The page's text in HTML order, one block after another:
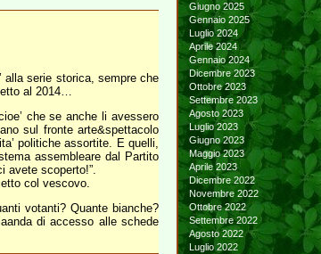
alla serie storica, sempre che
al 2014…
che se anche li avessero
sul fronte arte&spettacolo
politiche assortite. E quelli,
assembleare dal Partito
avete scoperto!”.
col vescovo.
votanti? Quante bianche?
di accesso alle schede
Giugno 2025
Gennaio 2025
Luglio 2024
Aprile 2024
Gennaio 2024
Dicembre 2023
Ottobre 2023
Settembre 2023
Agosto 2023
Luglio 2023
Giugno 2023
Maggio 2023
Aprile 2023
Dicembre 2022
Novembre 2022
Ottobre 2022
Settembre 2022
Agosto 2022
Luglio 2022